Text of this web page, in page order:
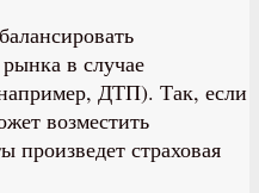
в случае
ДТП). Так, если
возместить
страховая